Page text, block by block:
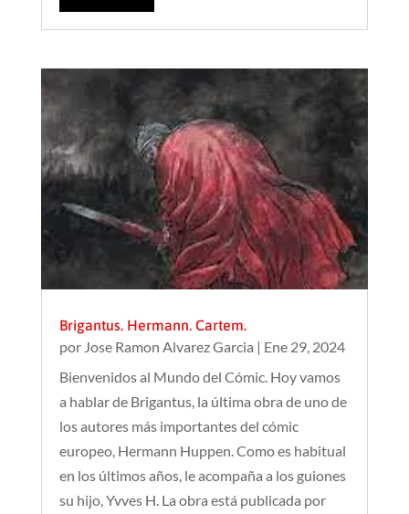
Brigantus. Hermann. Cartem.
por Jose Ramon Alvarez Garcia | Ene 29, 2024
Bienvenidos al Mundo del Cómic. Hoy vamos
a hablar de Brigantus, la última obra de uno de
los autores más importantes del cómic
europeo, Hermann Huppen. Como es habitual
en los últimos años, le acompaña a los guiones
su hijo, Yvves H. La obra está publicada por